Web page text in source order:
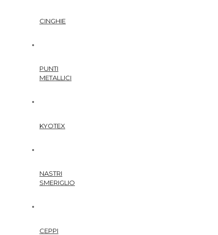
CINGHIE
PUNTI
METALLICI
KYOTEX
NASTRI
SMERIGLIO
CEPPI